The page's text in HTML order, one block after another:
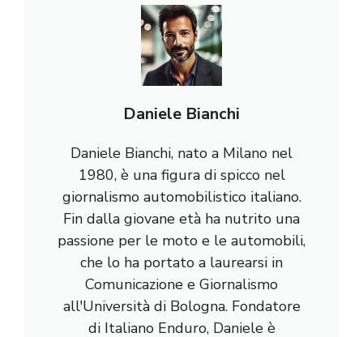
Daniele Bianchi
Daniele Bianchi, nato a Milano nel
1980, è una figura di spicco nel
giornalismo automobilistico italiano.
Fin dalla giovane età ha nutrito una
passione per le moto e le automobili,
che lo ha portato a laurearsi in
Comunicazione e Giornalismo
all'Università di Bologna. Fondatore
di Italiano Enduro, Daniele è